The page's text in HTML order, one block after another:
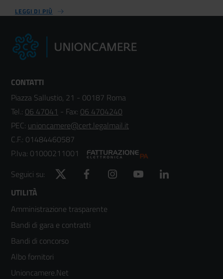
LEGGI DI PIÙ
CONTATTI
Piazza Sallustio, 21 - 00187 Roma
Tel.: 06 47041 - Fax: 06 4704240
PEC: unioncamere@cert.legalmail.it
C.F.: 01484460587
P.Iva: 01000211001
Seguici su:
Twitter Facebook Instagram YouTube
Footer
menù
colonna
2
UTILITÀ
Amministrazione trasparente
Bandi di gara e contratti
Bandi di concorso
Albo fornitori
Unioncamere.Net